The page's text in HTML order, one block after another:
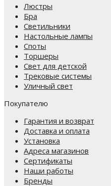
Люстры
Бра
Светильники
Настольные лампы
Споты
Торшеры
Свет для детской
Трековые системы
Уличный свет
Покупателю
Гарантия и возврат
Доставка и оплата
Установка
Адреса магазинов
Сертификаты
Наши работы
Бренды